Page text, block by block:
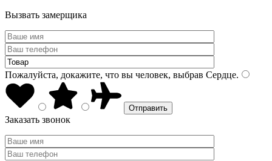
Вызвать замерщика
Пожалуйста, докажите, что вы человек, выбрав Сердце.
Заказать звонок